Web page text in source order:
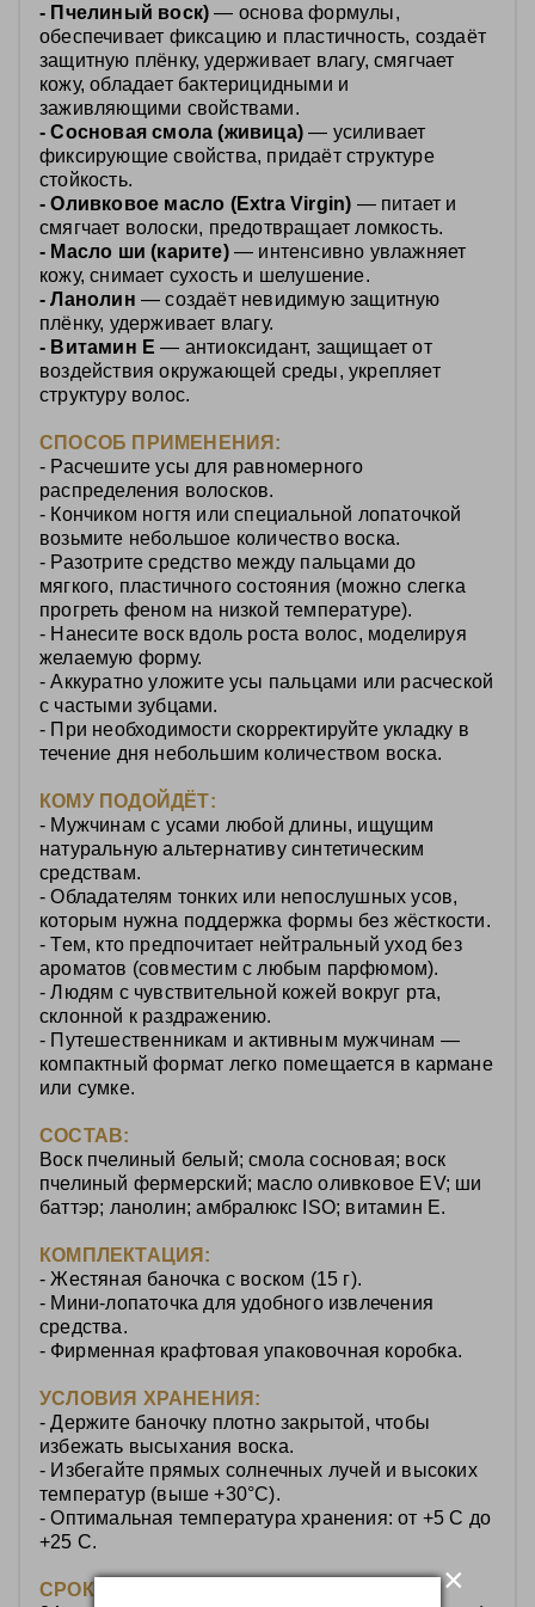
×
- Пчелиный воск)— основа формулы,
обеспечивает фиксацию и пластичность, создаёт
защитную плёнку, удерживает влагу, смягчает
кожу, обладает бактерицидными и
заживляющими свойствами.
- Сосновая смола (живица) — усиливает
фиксирующие свойства, придаёт структуре
стойкость.
- Оливковое масло (Extra Virgin) — питает и
смягчает волоски, предотвращает ломкость.
- Масло ши (карите) — интенсивно увлажняет
кожу, снимает сухость и шелушение.
- Ланолин — создаёт невидимую защитную
плёнку, удерживает влагу.
- Витамин E— антиоксидант, защищает от
воздействия окружающей среды, укрепляет
структуру волос.
СПОСОБ ПРИМЕНЕНИЯ:
- Расчешите усы для равномерного
распределения волосков.
- Кончиком ногтя или специальной лопаточкой
возьмите небольшое количество воска.
- Разотрите средство между пальцами до
мягкого, пластичного состояния (можно слегка
прогреть феном на низкой температуре).
- Нанесите воск вдоль роста волос, моделируя
желаемую форму.
- Аккуратно уложите усы пальцами или расческой
с частыми зубцами.
- При необходимости скорректируйте укладку в
течение дня небольшим количеством воска.
КОМУ ПОДОЙДЁТ:
- Мужчинам с усами любой длины, ищущим
натуральную альтернативу синтетическим
средствам.
- Обладателям тонких или непослушных усов,
которым нужна поддержка формы без жёсткости.
- Тем, кто предпочитает нейтральный уход без
ароматов (совместим с любым парфюмом).
- Людям с чувствительной кожей вокруг рта,
склонной к раздражению.
- Путешественникам и активным мужчинам —
компактный формат легко помещается в кармане
или сумке.
СОСТАВ:
Воск пчелиный белый; смола сосновая; воск
пчелиный фермерский; масло оливковое EV; ши
баттэр; ланолин; амбралюкс ISO; витамин Е.
КОМПЛЕКТАЦИЯ:
- Жестяная баночка с воском (15 г).
- Мини‑лопаточка для удобного извлечения
средства.
- Фирменная крафтовая упаковочная коробка.
УСЛОВИЯ ХРАНЕНИЯ:
- Держите баночку плотно закрытой, чтобы
избежать высыхания воска.
- Избегайте прямых солнечных лучей и высоких
температур (выше +30°C).
- Оптимальная температура хранения: от +5 C до
+25 C.
СРОК ГОДНОСТИ: